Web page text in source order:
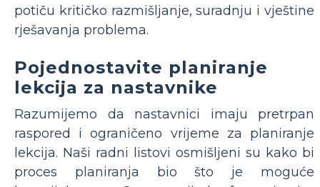
potiču kritičko razmišljanje, suradnju i vještine
rješavanja problema.
Pojednostavite planiranje
lekcija za nastavnike
Razumijemo da nastavnici imaju pretrpan
raspored i ograničeno vrijeme za planiranje
lekcija. Naši radni listovi osmišljeni su kako bi
proces planiranja bio što je moguće